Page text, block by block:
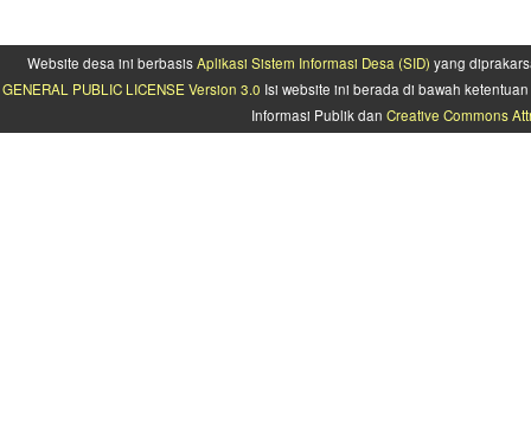
Website desa ini berbasisAplikasi Sistem Informasi Desa (SID) yang
GENERAL PUBLIC LICENSE Version 3.0 Isi website ini berada di bawah
Informasi Publik dan Creative Commons